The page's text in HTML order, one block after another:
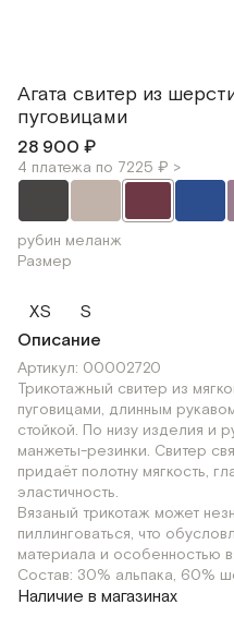
Агата cвитер из
пуговицами
28 900 ₽
4 платежа по 7225 ₽ >
рубин меланж
Размер
XS
S
Описание
Артикул: 00002720
Трикотажный свитер из
пуговицами, длинным
стойкой. По низу изделия и
манжеты-резинки. Свитер
придаёт полотну мягкость,
эластичность.
Вязаный трикотаж может
пиллинговаться, что
материала и особенностью
Состав: 30% альпака, 60%
Наличие в магазинах